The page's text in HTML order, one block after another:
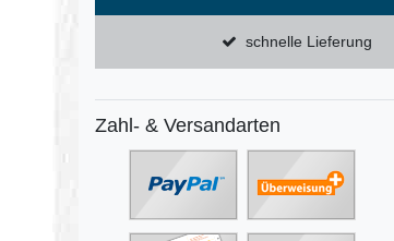
schnelle Lieferung
Zahl- & Versandarten